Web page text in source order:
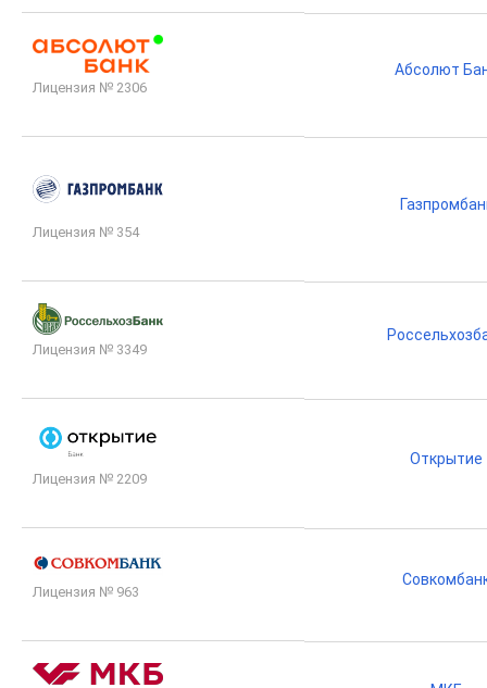
Лицензия № 2306
Абсолют
Лицензия № 354
Лицензия № 3349
Лицензия № 2209
Открытие
Лицензия № 963